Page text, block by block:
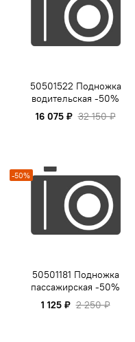
50501522 Подножка
водительская -50%
16 075 ₽ 32 150 ₽
-50%
50501181 Подножка
пассажирская -50%
1 125 ₽ 2 250 ₽